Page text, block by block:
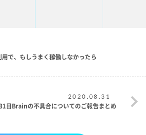
で、もしうまく稼働しなかったら
2020.08.31
日Brainの不具合についてのご報告まとめ